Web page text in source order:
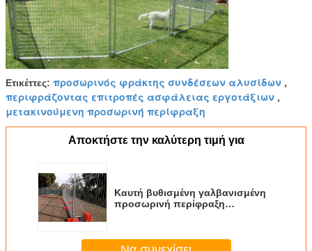
Ετικέττες: προσωρινός φράκτης συνδέσεων αλυσίδων ,
περιφράζοντας επιτροπές ασφάλειας εργοτάξιων ,
μετακινούμενη προσωρινή περίφραξη
Αποκτήστε την καλύτερη τιμή για
Καυτή βυθισμένη γαλβανισμένη
προσωρινή περίφραξη
καλωδίων